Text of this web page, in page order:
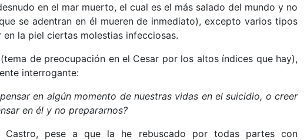
en el mar muerto, el cual es el más salado del mundo y no
se adentran en él mueren de inmediato), excepto varios tipos
la piel ciertas molestias infecciosas.
de preocupación en el Cesar por los altos índices que hay),
interrogante:
en algún momento de nuestras vidas en el suicidio, o creer
en él y no prepararnos?
pese a que la he rebuscado por todas partes con